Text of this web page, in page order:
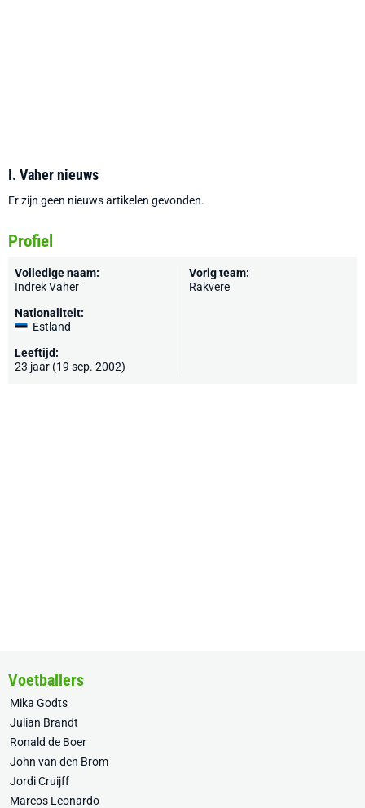
I. Vaher nieuws
Er zijn geen nieuws artikelen gevonden.
Profiel
Volledige naam:
Indrek Vaher
Nationaliteit:
Estland
Leeftijd:
23 jaar (19 sep. 2002)
Vorig team:
Rakvere
Voetballers
Mika Godts
Julian Brandt
Ronald de Boer
John van den Brom
Jordi Cruijff
Marcos Leonardo